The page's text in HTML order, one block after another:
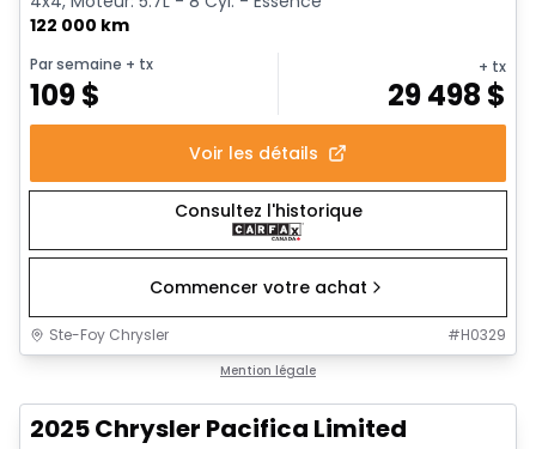
122 000 km
Par semaine + tx
109$
+ tx
29 498 $
Voir les détails
Consultez l'historique
Commencer votre achat
Ste-Foy Chrysler #H0329
Mention légale
2025 Chrysler Pacifica Limited